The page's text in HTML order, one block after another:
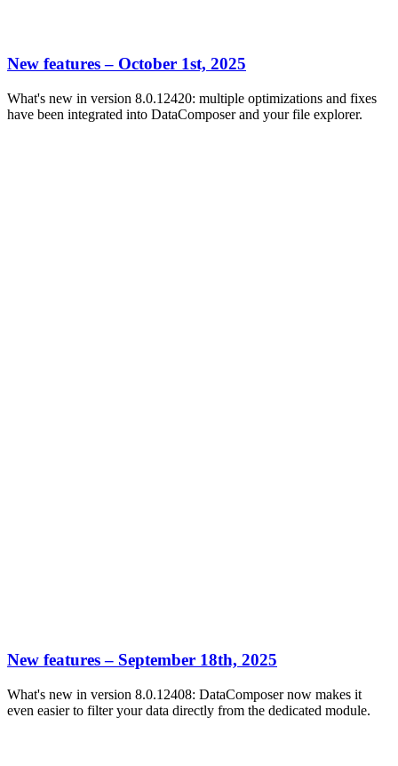
New features – October 1st, 2025
What's new in version 8.0.12420: multiple optimizations and fixes
have been integrated into DataComposer and your file explorer.
New features – September 18th, 2025
What's new in version 8.0.12408: DataComposer now makes it
even easier to filter your data directly from the dedicated module.